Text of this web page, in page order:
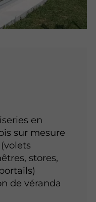
en
sur mesure
stores,
de véranda